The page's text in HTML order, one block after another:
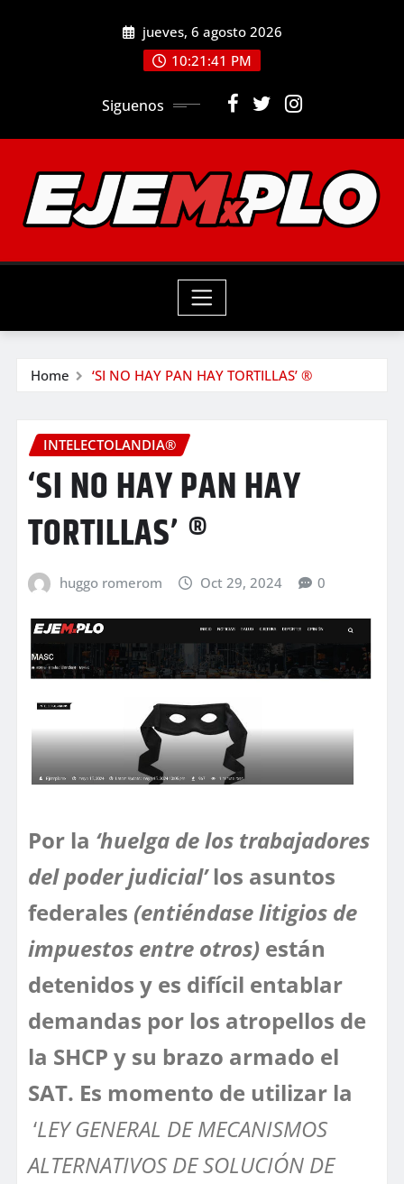
jueves, 6 agosto 2026
10:21:42 PM
Siguenos
Home ‘SI NO HAY PAN HAY TORTILLAS’ ®
INTELECTOLANDIA®
‘SI NO HAY PAN HAY
TORTILLAS’ ®
huggo romerom Oct 29, 2024 0
Por la ‘huelga de los trabajadores
del poder judicial’los asuntos
federales (entiéndase litigios de
impuestos entre otros) están
detenidos y es difícil entablar
demandas por los atropellos de
la SHCP y su brazo armado el
SAT. Es momento de utilizar la
‘LEY GENERAL DE MECANISMOS
ALTERNATIVOS DE SOLUCIÓN DE